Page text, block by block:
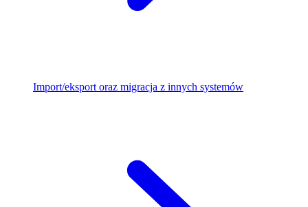
Import/eksport oraz migracja z innych systemów